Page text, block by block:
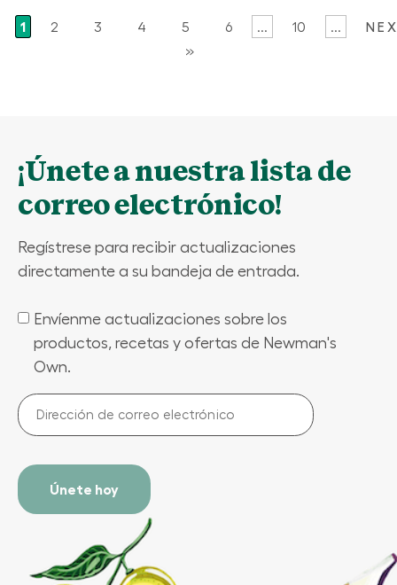
1 2 3 4 5 6 ... 10 ...
»
¡Únete a nuestra lista de
correo electrónico!
Regístrese para recibir actualizaciones
directamente a su bandeja de entrada.
(Required)
Envíenme actualizaciones sobre los
productos, recetas y ofertas de Newman's
Own.
Dirección
de
electrónico
(Required)